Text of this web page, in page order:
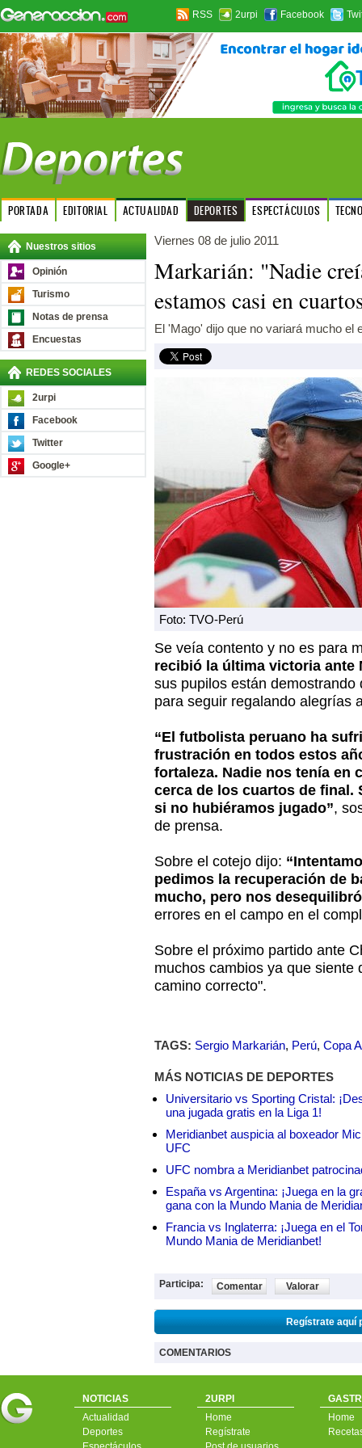
RSS 2urpi Facebook
PORTADA EDITORIAL ACTUALIDAD DEPORTES ESPECTÁCULOS
Nuestros sitios
Opinión
Turismo
Notas de prensa
Encuestas
REDES SOCIALES
2urpi
Facebook
Twitter
Google+
Viernes 08 de julio 2011
Markarián: "Nadie
estamos casi en
El 'Mago' dijo que no variará mucho el
Foto: TVO-Perú
Se veía contento y no es para
recibió la última victoria ante
sus pupilos están
para seguir regalando alegrías
“El futbolista peruano ha
frustración en todos estos
fortaleza. Nadie nos tenía en
cerca de los cuartos de final.
si no hubiéramos jugado”,
de prensa.
Sobre el cotejo dijo:
pedimos la recuperación de
mucho, pero nos
errores en el campo en el
Sobre el próximo partido ante
muchos cambios ya que siente
camino correcto".
TAGS: Sergio Markarián, Perú, Copa
MÁS NOTICIAS DE DEPORTES
Universitario vs Sporting Cristal:
una jugada gratis en la Liga 1!
Meridianbet auspicia al boxeador
UFC
UFC nombra a Meridianbet
España vs Argentina: ¡Juega en la
gana con la Mundo Mania de
Francia vs Inglaterra: ¡Juega en el
Mundo Mania de Meridianbet!
Participa: Comentar Valorar
Regístrate aquí
COMENTARIOS
NOTICIAS
Actualidad
Deportes
2URPI
Home
Regístrate
Home